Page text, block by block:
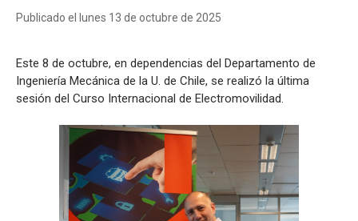
Publicado el lunes 13 de octubre de 2025
Este 8 de octubre, en dependencias del Departamento de
Ingeniería Mecánica de la U. de Chile, se realizó la última
sesión del Curso Internacional de Electromovilidad.